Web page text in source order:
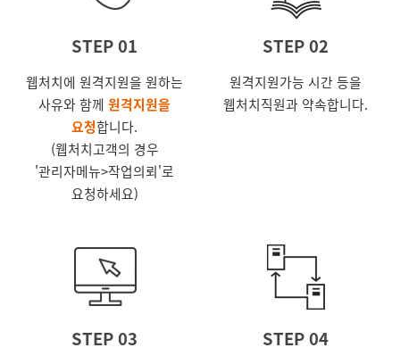
STEP 01
웹처치에 원격지원을 원하는
사유와 함께 원격지원을
요청합니다.
(웹처치고객의 경우
'관리자메뉴>작업의뢰'로
요청하세요)
STEP 02
원격지원가능 시간 등을
웹처치직원과 약속합니다.
STEP 03 STEP 04